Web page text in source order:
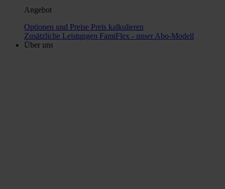
Angebot
Optionen und Preise Preis kalkulieren
Zusätzliche Leistungen FamiFlex - unser Abo-Modell
Über uns